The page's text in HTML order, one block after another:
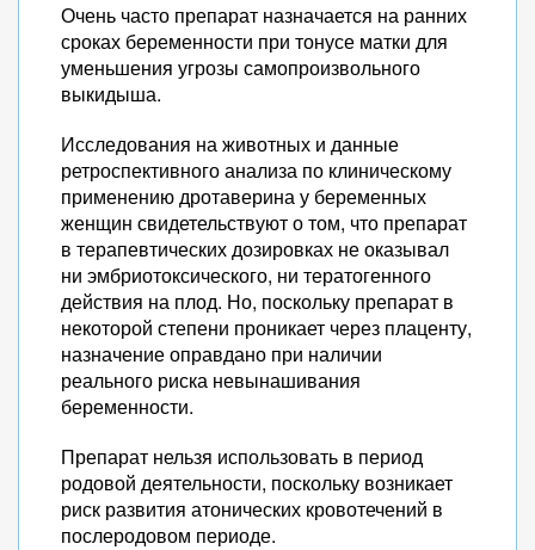
Очень часто препарат назначается на ранних
сроках беременности при тонусе матки для
уменьшения угрозы самопроизвольного
выкидыша.
Исследования на животных и данные
ретроспективного анализа по клиническому
применению дротаверина у беременных
женщин свидетельствуют о том, что препарат
в терапевтических дозировках не оказывал
ни эмбриотоксического, ни тератогенного
действия на плод. Но, поскольку препарат в
некоторой степени проникает через плаценту,
назначение оправдано при наличии
реального риска невынашивания
беременности.
Препарат нельзя использовать в период
родовой деятельности, поскольку возникает
риск развития атонических кровотечений в
послеродовом периоде.